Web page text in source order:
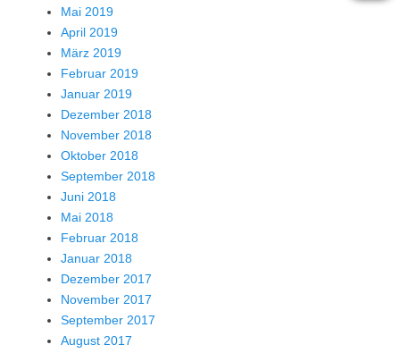
Mai 2019
April 2019
März 2019
Februar 2019
Januar 2019
Dezember 2018
November 2018
Oktober 2018
September 2018
Juni 2018
Mai 2018
Februar 2018
Januar 2018
Dezember 2017
November 2017
September 2017
August 2017